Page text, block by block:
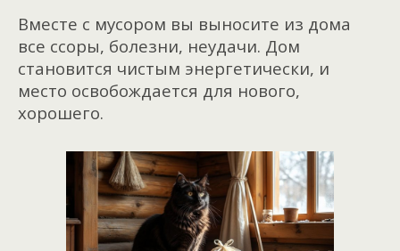
Вместе с мусором вы выносите из дома
все ссоры, болезни, неудачи. Дом
становится чистым энергетически, и
место освобождается для нового,
хорошего.